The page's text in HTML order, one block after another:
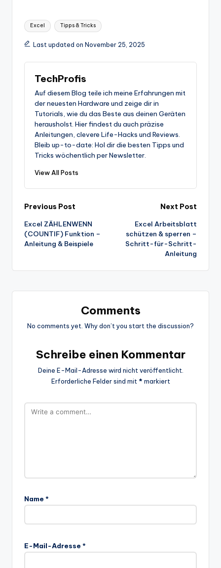
Tags:
Excel Tipps & Tricks
Last updated on November 25, 2025
TechProfis
Auf diesem Blog teile ich meine Erfahrungen mit
der neuesten Hardware und zeige dir in
Tutorials, wie du das Beste aus deinen Geräten
herausholst. Hier findest du auch präzise
Anleitungen, clevere Life-Hacks und Reviews.
Bleib up-to-date: Hol dir die besten Tipps und
Tricks wöchentlich per Newsletter.
View All Posts
Post
navigation
Previous Post
Excel ZÄHLENWENN
(COUNTIF) Funktion –
Anleitung & Beispiele
Next Post
Excel Arbeitsblatt
schützen & sperren –
Schritt-für-Schritt-
Anleitung
Comments
No comments yet. Why don’t you start the discussion?
Schreibe einen Kommentar
Deine E-Mail-Adresse wird nicht veröffentlicht.
Erforderliche Felder sind mit * markiert
Name *
E-Mail-Adresse *